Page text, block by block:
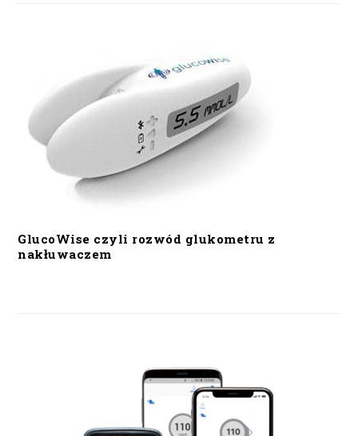
GlucoWise czyli rozwód glukometru z
nakłuwaczem